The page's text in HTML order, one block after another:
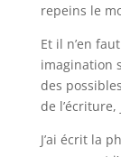
repeins le
Et il n’en
imagination
des
de
J’ai écrit la